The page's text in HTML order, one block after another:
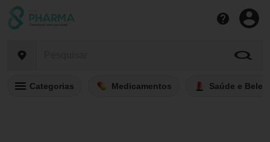
Categorias Medicamentos Saúde e